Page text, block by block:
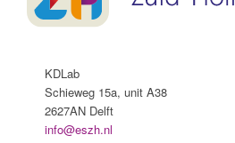
KDLab
Schieweg 15a, unit A38
2627AN Delft
info@eszh.nl